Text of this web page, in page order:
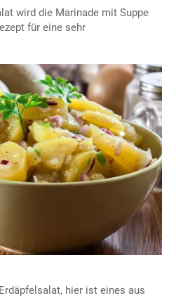
wird die Marinade mit Suppe
für eine sehr
hier ist eines aus